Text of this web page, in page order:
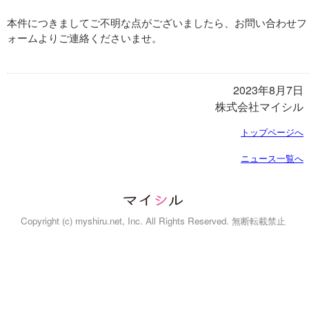
本件につきましてご不明な点がございましたら、お問い合わせフ
ォームよりご連絡くださいませ。
2023年8月7日
株式会社マイシル
トップページへ
ニュース一覧へ
Copyright (c) myshiru.net, Inc. All Rights Reserved. 無断転載禁止